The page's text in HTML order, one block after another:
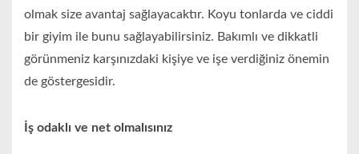
olmak size avantaj sağlayacaktır. Koyu tonlarda ve ciddi
bir giyim ile bunu sağlayabilirsiniz. Bakımlı ve dikkatli
görünmeniz karşınızdaki kişiye ve işe verdiğiniz önemin
de göstergesidir.
İş odaklı ve net olmalısınız